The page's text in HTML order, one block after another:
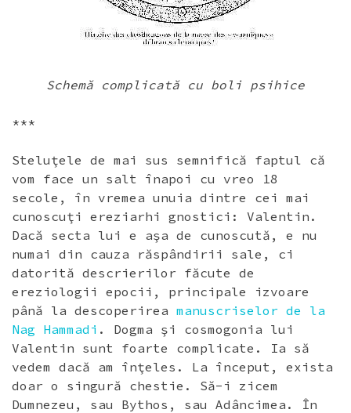
Schemă complicată cu boli psihice
***
Steluţele de mai sus semnifică faptul că
vom face un salt înapoi cu vreo 18
secole, în vremea unuia dintre cei mai
cunoscuţi ereziarhi gnostici: Valentin.
Dacă secta lui e aşa de cunoscută, e nu
numai din cauza răspândirii sale, ci
datorită descrierilor făcute de
ereziologii epocii, principale izvoare
până la descoperirea manuscriselor de la
Nag Hammadi . Dogma şi cosmogonia lui
Valentin sunt foarte complicate. Ia să
vedem dacă am înţeles. La început, exista
doar o singură chestie. Să-i zicem
Dumnezeu, sau Bythos, sau Adâncimea. În